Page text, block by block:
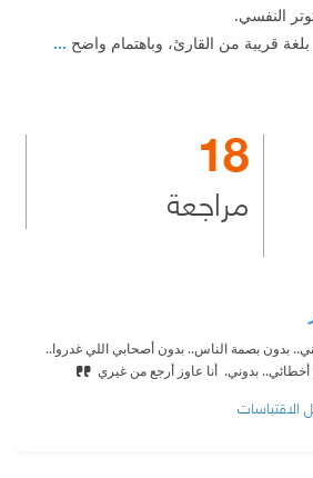
النفسي.
قريبة من القارئ، وباهتمام واضح ...
18
مراجعة
بدون بصمة الناس.. بدون أصحابي اللي غدروا..
بدوني. ‫ أنا عاوز أرجع من غيري
الاقتباسات